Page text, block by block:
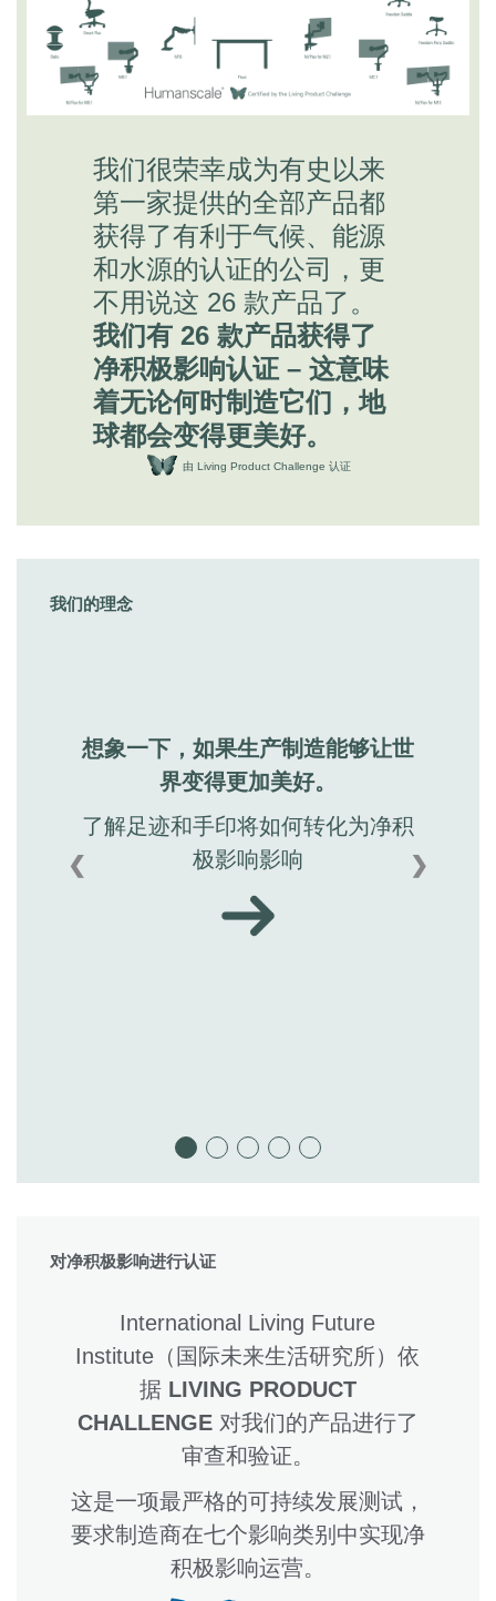
我们很荣幸成为有史以来
第一家提供的全部产品都
获得了有利于气候、能源
和水源的认证的公司，更
不用说这 26 款产品了。
我们有 26 款产品获得了
净积极影响认证 – 这意味
着无论何时制造它们，地
球都会变得更美好。
由 Living Product Challenge 认证
我们的理念
想象一下，如果生产制造能够让世
界变得更加美好。
了解足迹和手印将如何转化为净积
极影响影响
❮ ❯
对净积极影响进行认证
International Living Future
Institute（国际未来生活研究所）依
据 LIVING PRODUCT
CHALLENGE对我们的产品进行了
审查和验证。
这是一项最严格的可持续发展测试，
要求制造商在七个影响类别中实现净
积极影响运营。